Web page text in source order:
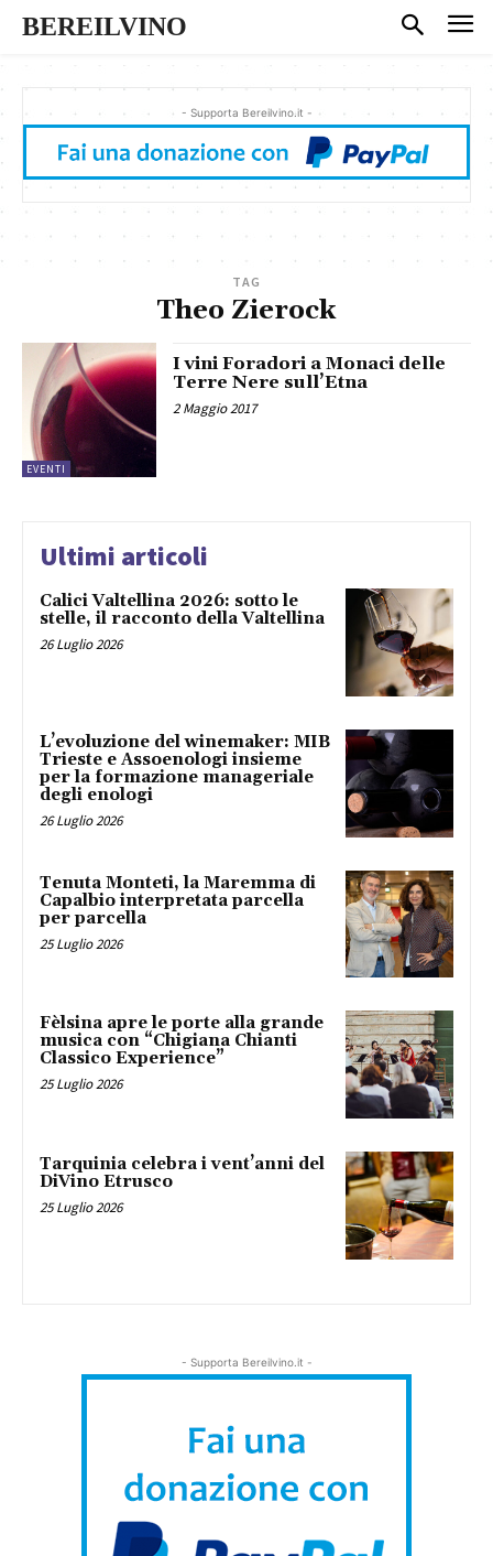
BEREILVINO
- Supporta Bereilvino.it -
TAG
Theo Zierock
EVENTI
I vini Foradori a Monaci delle
Terre Nere sull’Etna
2 Maggio 2017
Ultimi articoli
Calici Valtellina 2026: sotto le
stelle, il racconto della Valtellina
26 Luglio 2026
L’evoluzione del winemaker: MIB
Trieste e Assoenologi insieme
per la formazione manageriale
degli enologi
26 Luglio 2026
Tenuta Monteti, la Maremma di
Capalbio interpretata parcella
per parcella
25 Luglio 2026
Fèlsina apre le porte alla grande
musica con “Chigiana Chianti
Classico Experience”
25 Luglio 2026
Tarquinia celebra i vent’anni del
DiVino Etrusco
25 Luglio 2026
- Supporta Bereilvino.it -